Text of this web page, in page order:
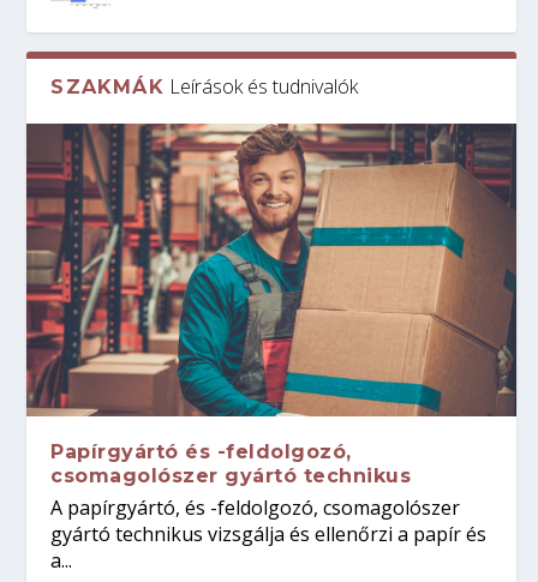
SZAKMÁK Leírások és tudnivalók
Papírgyártó és -feldolgozó,
csomagolószer gyártó technikus
A papírgyártó, és -feldolgozó, csomagolószer
gyártó technikus vizsgálja és ellenőrzi a papír és
a...